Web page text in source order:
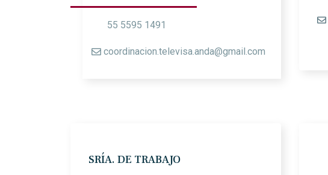
55 5595 1491
coordinacion.televisa.anda@gmail.com
SRÍA. DE TRABAJO